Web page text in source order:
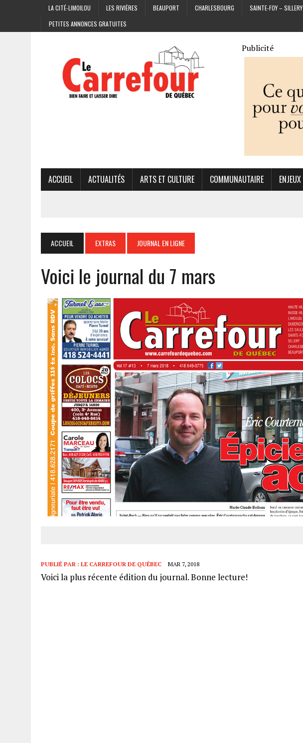
LA CITÉ-LIMOILOU LES RIVIÈRES BEAUPORT CHARLESBOURG
SAINTE-FOY – SILLERY
PETITES ANNONCES GRATUITES
Publicité
ACCUEIL ACTUALITÉS ARTS ET CULTURE COMMUNAUTAIRE ENJEUX
ACCUEIL EXTRAS JOURNAL EN LIGNE
Voici le journal du 7 mars
PUBLIÉ PAR : LE CARREFOUR DE QUÉBEC MAR 7, 2018
Voici la plus récente édition du journal. Bonne lecture!